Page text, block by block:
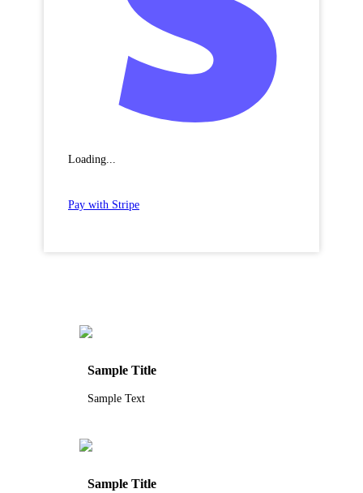
Loading...
Pay with Stripe
Sample Title
Sample Text
Sample Title